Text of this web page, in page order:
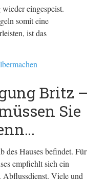
eingespeist.
somit eine
ist das
Britz –
Sie
des Hauses befindet. Für
empfiehlt sich ein
Abflussdienst. Viele und